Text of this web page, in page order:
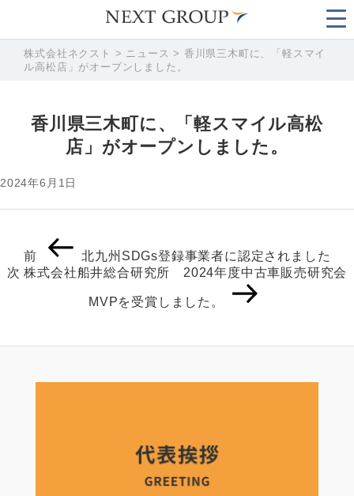
株式会社ネクスト > ニュース > 香川県三木町に、「軽スマイ
ル高松店」がオープンしました。
香川県三木町に、「軽スマイル高松
店」がオープンしました。
2024年6月1日
ナ
の
投
前
北九州SDGs登録事業者に認定されました
次
次 株式会社船井総合研究所 2024年度中古車販売研究会
MVPを受賞しました。